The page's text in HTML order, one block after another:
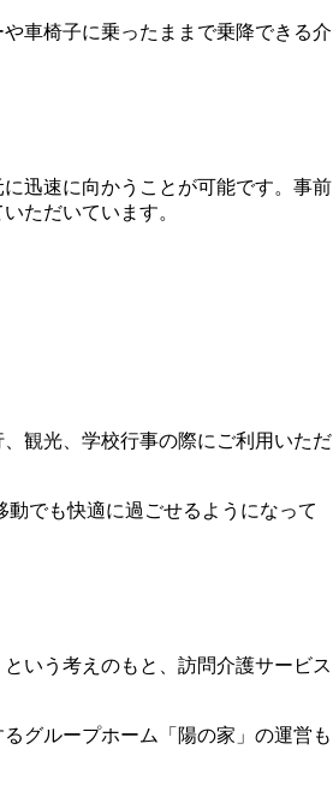
車椅子に乗ったままで乗降できる介
迅速に向かうことが可能です。事前
ただいています。
観光、学校行事の際にご利用いただ
でも快適に過ごせるようになって
いう考えのもと、訪問介護サービス
グループホーム「陽の家」の運営も